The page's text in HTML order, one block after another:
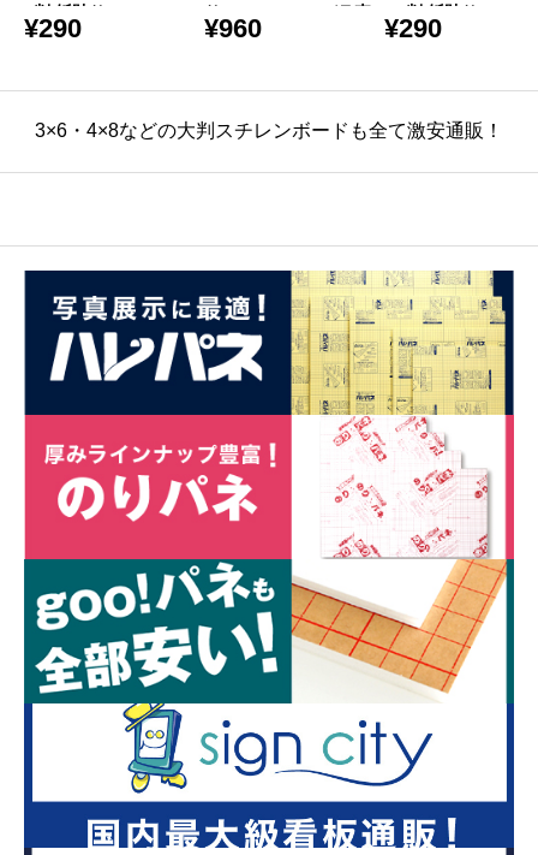
3判 紙貼り 5PC-A3-VN
¥290
り 5PC-A1-GY バラ売
¥960
A3判 紙貼り 5PC-
¥290
3×6・4×8などの大判スチレンボードも全て激安通販！